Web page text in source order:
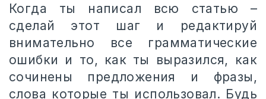
Когда ты написал всю статью –
сделай этот шаг и редактируй
внимательно все грамматические
ошибки и то, как ты выразился, как
сочинены предложения и фразы,
слова которые ты использовал. Будь